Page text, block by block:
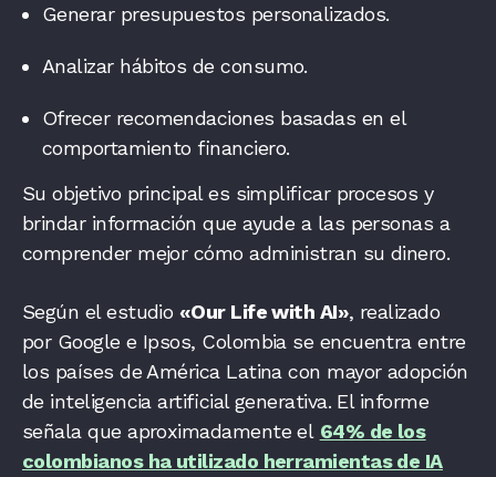
Generar presupuestos personalizados.
Analizar hábitos de consumo.
Ofrecer recomendaciones basadas en el
comportamiento financiero.
Su objetivo principal es simplificar procesos y
brindar información que ayude a las personas a
comprender mejor cómo administran su dinero.
Según el estudio «Our Life with AI», realizado
por Google e Ipsos, Colombia se encuentra entre
los países de América Latina con mayor adopción
de inteligencia artificial generativa. El informe
señala que aproximadamente el 64% de los
colombianos ha utilizado herramientas de IA